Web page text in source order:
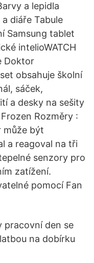
a lepidla
diáře Tabule
Samsung tablet
intelioWATCH
Doktor
obsahuje školní
sáček,
a desky na sešity
Rozměry :
může být
a reagoval na tři
senzory pro
zatížení.
pomocí Fan
pracovní den se
na dobírku